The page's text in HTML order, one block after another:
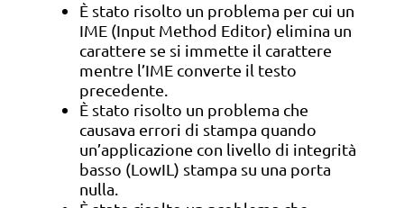
È stato risolto un problema per cui un
IME (Input Method Editor) elimina un
carattere se si immette il carattere
mentre l’IME converte il testo
precedente.
È stato risolto un problema che
causava errori di stampa quando
un’applicazione con livello di integrità
basso (LowIL) stampa su una porta
nulla.